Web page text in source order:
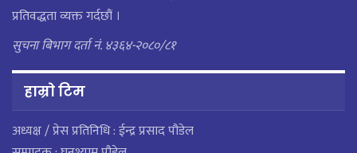
प्रतिवद्धता व्यक्त गर्दछौं ।
सुचना बिभाग दर्ता नं. ४३६४-२०८०/८१
हाम्राे टिम
अध्यक्ष / प्रेस प्रतिनिधि : ईन्द्र प्रसाद पौडेल